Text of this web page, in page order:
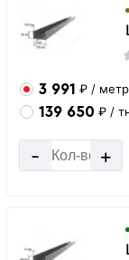
3 991 ₽ / метр
139 650 ₽ /
- +